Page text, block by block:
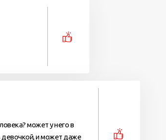
может у него в
девочкой, и может даже